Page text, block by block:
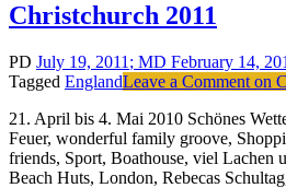
Christchurch 2011
PD July 19, 2011 ; MD February 14,
Tagged EnglandLeave a Comment on
21. April bis 4. Mai 2010 Schönes
Feuer, wonderful family groove,
friends, Sport, Boathouse, viel Lachen
Beach Huts, London, Rebecas